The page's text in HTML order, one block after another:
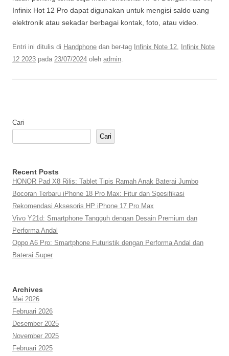
Infinix Hot 12 Pro dapat digunakan untuk mengisi saldo uang
elektronik atau sekadar berbagai kontak, foto, atau video.
Entri ini ditulis di Handphone dan ber-tag Infinix Note 12,
Infinix Note
12 2023 pada 23/07/2024 oleh admin.
Cari
Cari
Recent Posts
HONOR Pad X8 Rilis: Tablet Tipis Ramah Anak Baterai Jumbo
Bocoran Terbaru iPhone 18 Pro Max: Fitur dan Spesifikasi
Rekomendasi Aksesoris HP iPhone 17 Pro Max
Vivo Y21d: Smartphone Tangguh dengan Desain Premium dan
Performa Andal
Oppo A6 Pro: Smartphone Futuristik dengan Performa Andal dan
Baterai Super
Archives
Mei 2026
Februari 2026
Desember 2025
November 2025
Februari 2025